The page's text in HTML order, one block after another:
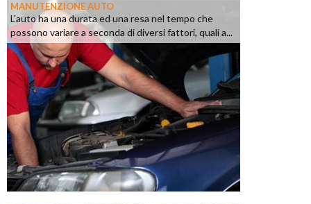
MANUTENZIONE AUTO
L'auto ha una durata ed una resa nel tempo che
possono variare a seconda di diversi fattori, quali a...